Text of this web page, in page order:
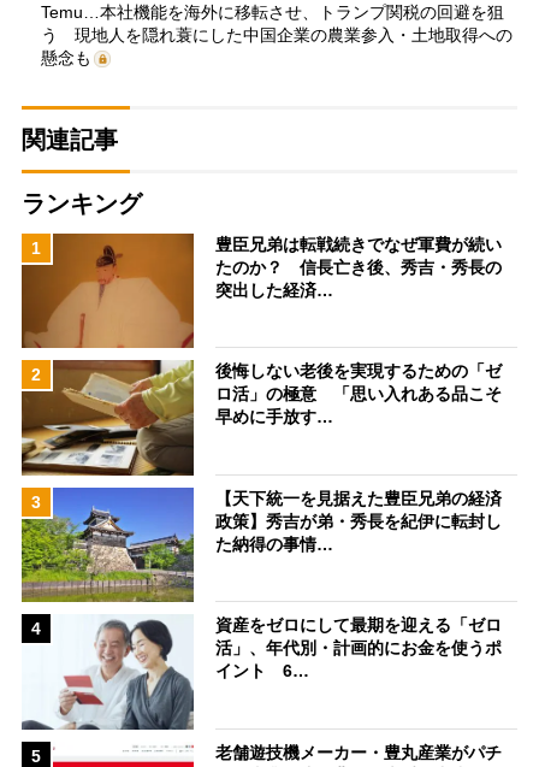
Temu…本社機能を海外に移転させ、トランプ関税の回避を狙
う 現地人を隠れ蓑にした中国企業の農業参入・土地取得への
懸念も
関連記事
ランキング
1
豊臣兄弟は転戦続きでなぜ軍費が続い
たのか？ 信長亡き後、秀吉・秀長の
突出した経済…
2
後悔しない老後を実現するための「ゼ
ロ活」の極意 「思い入れある品こそ
早めに手放す…
3
【天下統一を見据えた豊臣兄弟の経済
政策】秀吉が弟・秀長を紀伊に転封し
た納得の事情…
4
資産をゼロにして最期を迎える「ゼロ
活」、年代別・計画的にお金を使うポ
イント 6…
5
老舗遊技機メーカー・豊丸産業がパチ